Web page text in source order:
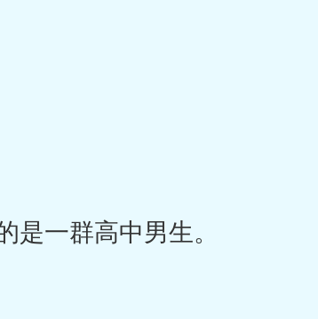
一群高中男生。